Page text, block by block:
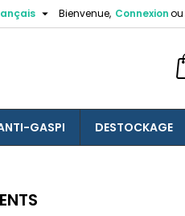
Bienvenue, Connexionou

GASPI DESTOCKAGE